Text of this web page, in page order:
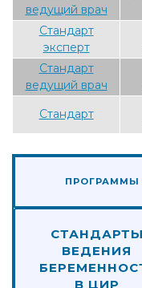
ведущий врач
Стандарт
эксперт
Стандарт
ведущий врач
Стандарт
ПРОГРАММЫ
СТАНДАРТЫ
ВЕДЕНИЯ
В ЦИР